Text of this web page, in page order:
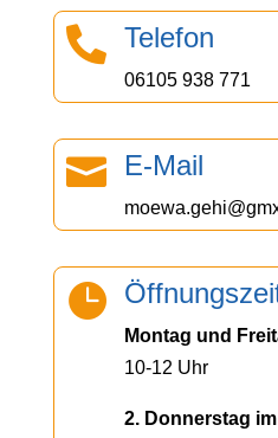
 Telefon
06105 938 771
 E-Mail

Montag und
10-12 Uhr
2. Donnerstag